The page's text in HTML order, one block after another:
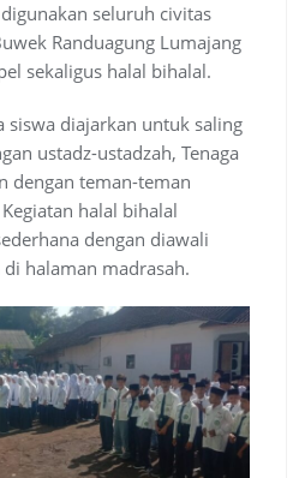
seluruh civitas
Randuagung Lumajang
sekaligus halal bihalal.
siswa diajarkan untuk saling
ustadz-ustadzah, Tenaga
dengan teman-teman
halal bihalal
dengan diawali
halaman madrasah.